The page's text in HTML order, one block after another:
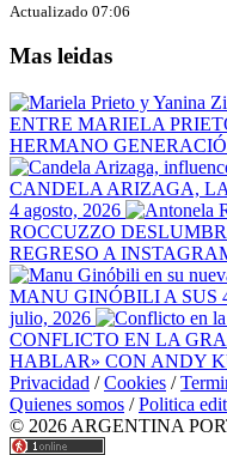
Actualizado 07:06
Mas leidas
ENTRE MARIELA
HERMANO
CANDELA ARIZAGA,
4 agosto, 2026
ROCCUZZO
REGRESO A
MANU GINÓBILI A SUS
julio, 2026
CONFLICTO EN LA
HABLAR» CON ANDY
Privacidad / Cookies /
Quienes somos / Politica
© 2026 ARGENTINA